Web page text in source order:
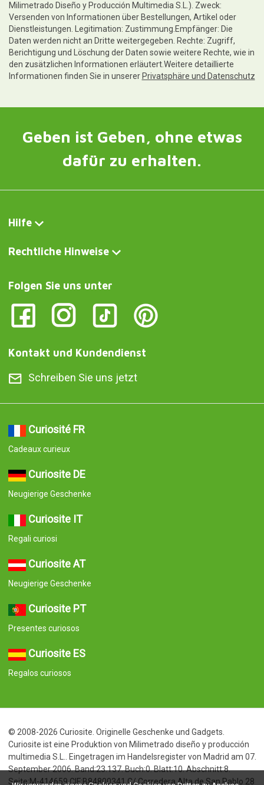
Milimetrado Diseño y Producción Multimedia S.L.). Zweck:
Versenden von Informationen über Bestellungen, Artikel oder
Dienstleistungen. Legitimation: Zustimmung.Empfänger: Die
Daten werden nicht an Dritte weitergegeben. Rechte: Zugriff,
Berichtigung und Löschung der Daten sowie weitere Rechte, wie in
den zusätzlichen Informationen erläutert.Weitere detaillierte
Informationen finden Sie in unserer Privatsphäre und Datenschutz
Geben ist Geben, ohne etwas
dafür zu erhalten.
Hilfe
Rechtliche Hinweise
Folgen Sie uns unter
Kontakt und Kundendienst
Schreiben Sie uns jetzt
Curiosité FR
Cadeaux curieux
Curiosite DE
Neugierige Geschenke
Curiosite IT
Regali curiosi
Curiosite AT
Neugierige Geschenke
Curiosite PT
Presentes curiosos
Curiosite ES
Regalos curiosos
© 2008-2026 Curiosite. Originelle Geschenke und Gadgets.
Curiosite ist eine Produktion von Milimetrado diseño y producción
multimedia S.L.. Eingetragen im Handelsregister von Madrid am 07.
September 2006. Band:23.137. Buch:0. Blatt:10. Abschnitt:8.
Seite:M-414659 CIF:B84800341 C/ Corredera Alta de San Pablo 28